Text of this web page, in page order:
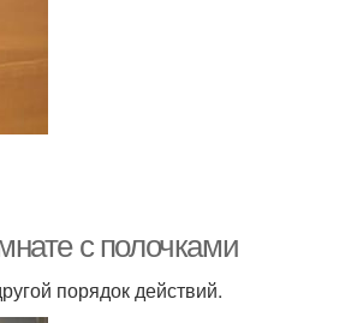
с полочками
порядок действий.